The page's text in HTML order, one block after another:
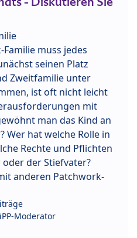
muss jedes
seinen Platz
Zweitfamilie unter
ist oft nicht leicht
mit
man das Kind an
Wer hat welche Rolle in
Rechte und Pflichten
der Stiefvater?
anderen Patchwork-
Moderator